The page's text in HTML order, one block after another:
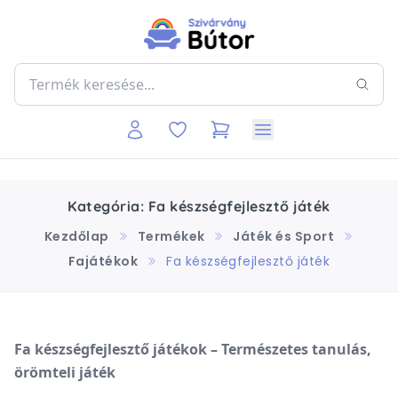
Kategória: Fa készségfejlesztő játék
Kezdőlap
Termékek
Játék és Sport
Fajátékok
Fa készségfejlesztő játék
Fa készségfejlesztő játékok –Természetestanulás,
örömteli játék